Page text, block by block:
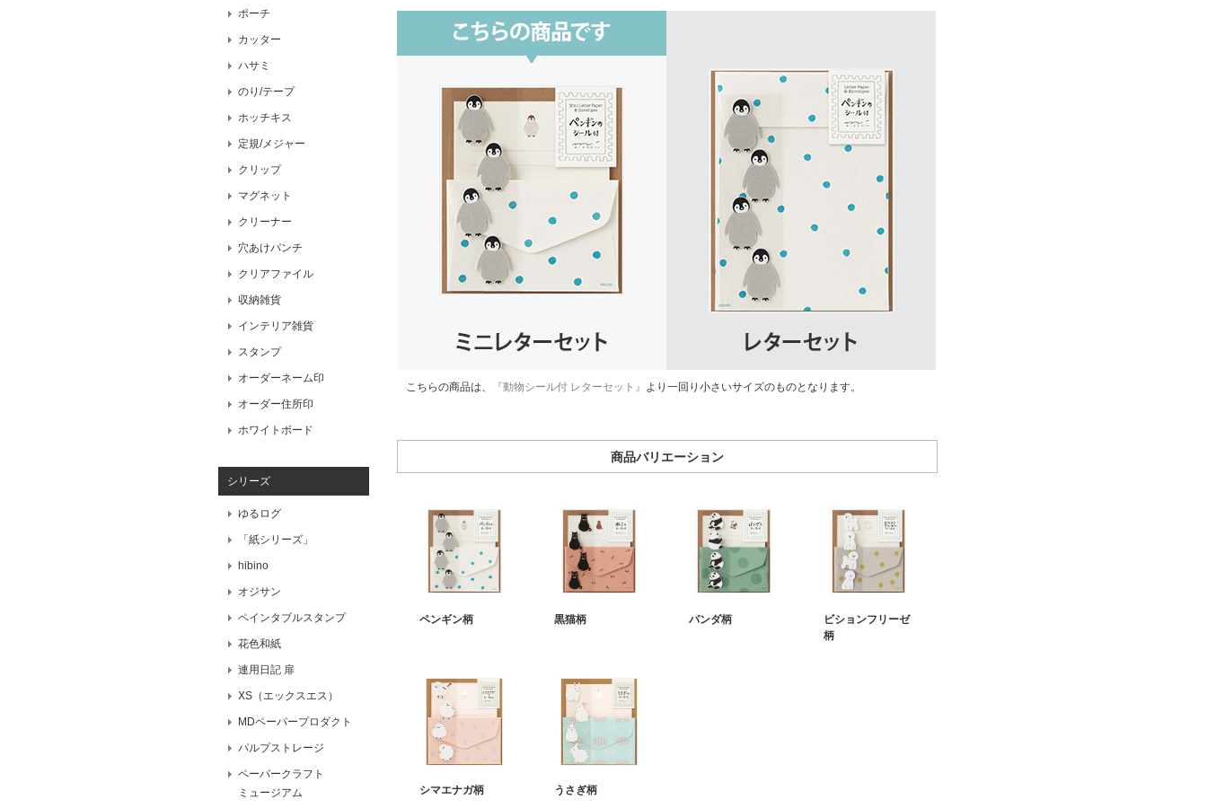
ポーチ
カッター
ハサミ
のり/テープ
ホッチキス
定規/メジャー
クリップ
マグネット
クリーナー
穴あけパンチ
クリアファイル
収納雑貨
インテリア雑貨
スタンプ
オーダーネーム印
オーダー住所印
ホワイトボード
シリーズ
ゆるログ
「紙シリーズ」
hibino
オジサン
ペインタブルスタンプ
花色和紙
連用日記 扉
XS（エックスエス）
MDペーパープロダクト
パルプストレージ
ペーパークラフト
ミュージアム
こちらの商品は、 『動物シール付 レターセット』 より一回り小さいサイズのものとなります。
商品バリエーション
ペンギン柄 黒猫柄 パンダ柄
ビションフリーゼ
柄
シマエナガ柄 うさぎ柄